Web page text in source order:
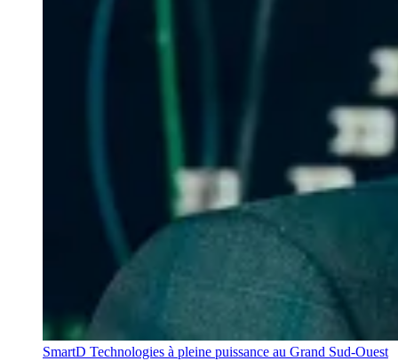
SmartD Technologies à pleine puissance au Grand Sud-Ouest